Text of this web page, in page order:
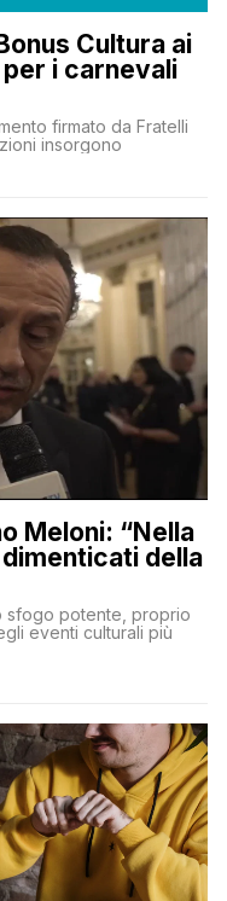
Cultura ai
per i carnevali
firmato da Fratelli
insorgono
Meloni: “Nella
della
sfogo potente, proprio
eventi culturali più